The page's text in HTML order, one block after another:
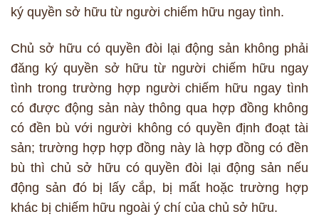
ký quyền sở hữu từ người chiếm hữu ngay tình.
Chủ sở hữu có quyền đòi lại động sản không phải
đăng ký quyền sở hữu từ người chiếm hữu ngay
tình trong trường hợp người chiếm hữu ngay tình
có được động sản này thông qua hợp đồng không
có đền bù với người không có quyền định đoạt tài
sản; trường hợp hợp đồng này là hợp đồng có đền
bù thì chủ sở hữu có quyền đòi lại động sản nếu
động sản đó bị lấy cắp, bị mất hoặc trường hợp
khác bị chiếm hữu ngoài ý chí của chủ sở hữu.